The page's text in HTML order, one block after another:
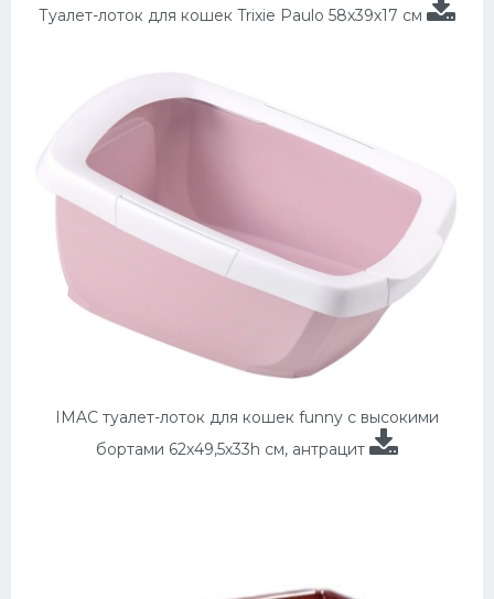
Туалет-лоток для кошек Trixie Paulo 58х39х17 см
IMAC туалет-лоток для кошек funny с высокими
бортами 62х49,5х33h см, антрацит